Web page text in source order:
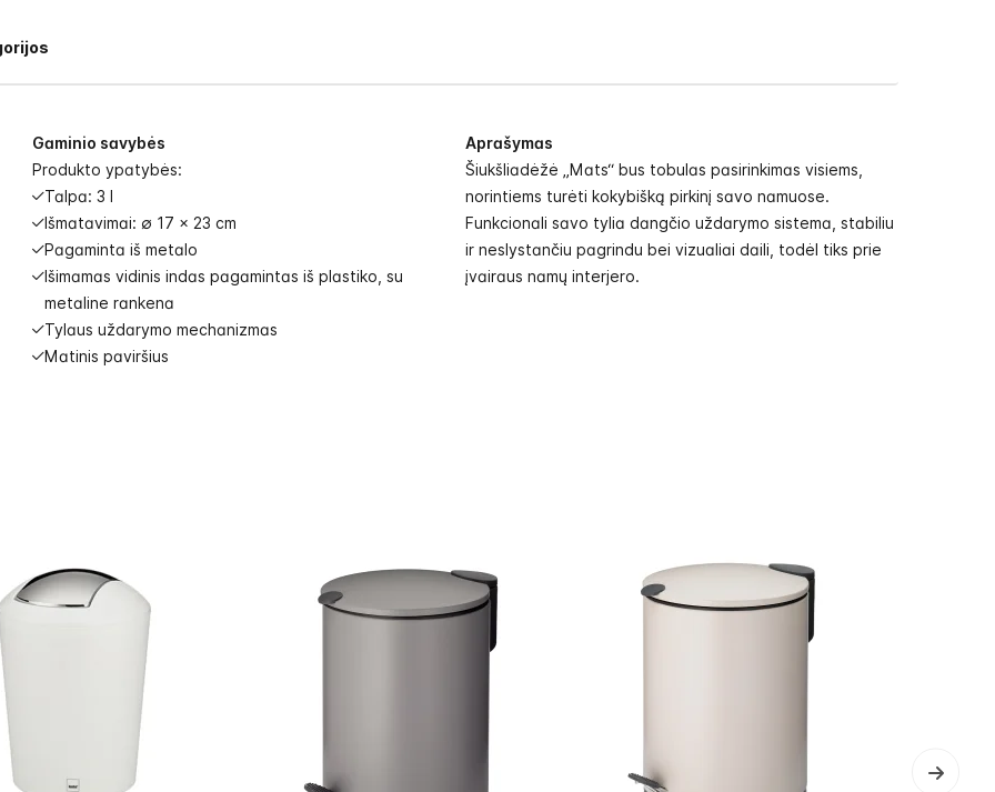
Gaminio savybės
Produkto ypatybės:
Talpa: 3 l
Išmatavimai: ∅ 17 x 23 cm
Pagaminta iš metalo
Išimamas vidinis indas pagamintas iš plastiko, su
metaline rankena
Tylaus uždarymo mechanizmas
Matinis paviršius
Aprašymas
Šiukšliadėžė „Mats“ bus tobulas pasirinkimas visiems,
norintiems turėti kokybišką pirkinį savo namuose.
Funkcionali savo tylia dangčio uždarymo sistema, stabiliu
ir neslystančiu pagrindu bei vizualiai daili, todėl tiks prie
įvairaus namų interjero.